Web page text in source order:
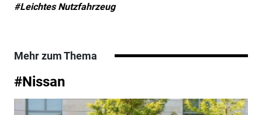
#Leichtes Nutzfahrzeug
Mehr zum Thema
#Nissan